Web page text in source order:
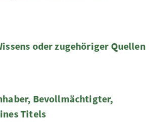
oder zugehöriger Quellen
Bevollmächtigter,
Titels